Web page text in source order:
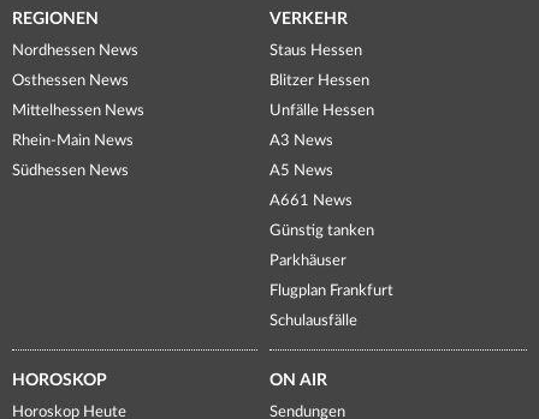
REGIONEN
Nordhessen News
Osthessen News
Mittelhessen News
Rhein-Main News
Südhessen News
VERKEHR
Staus Hessen
Blitzer Hessen
Unfälle Hessen
A3 News
A5 News
A661 News
Günstig tanken
Parkhäuser
Flugplan Frankfurt
Schulausfälle
HOROSKOP
Horoskop Heute
ON AIR
Sendungen